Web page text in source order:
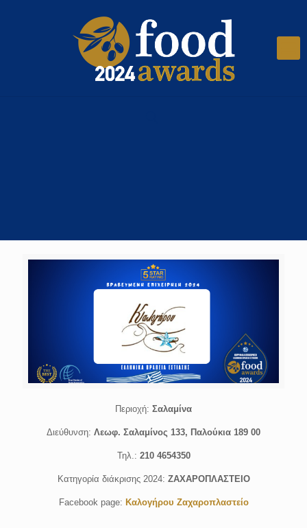
Περιοχή: Σαλαμίνα
Διεύθυνση: Λεωφ. Σαλαμίνος 133, Παλούκια 189 00
Τηλ.: 210 4654350
Κατηγορία διάκρισης 2024: ΖΑΧΑΡΟΠΛΑΣΤΕΙΟ
Facebook page: Καλογήρου Ζαχαροπλαστείο